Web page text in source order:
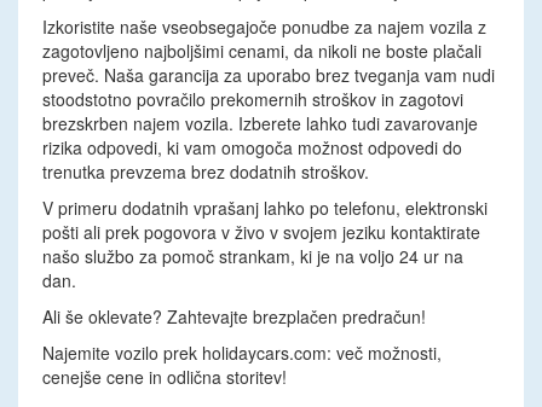
Izkoristite naše vseobsegajoče ponudbe za najem vozila z
zagotovljeno najboljšimi cenami, da nikoli ne boste plačali
preveč. Naša garancija za uporabo brez tveganja vam nudi
stoodstotno povračilo prekomernih stroškov in zagotovi
brezskrben najem vozila. Izberete lahko tudi zavarovanje
rizika odpovedi, ki vam omogoča možnost odpovedi do
trenutka prevzema brez dodatnih stroškov.
V primeru dodatnih vprašanj lahko po telefonu, elektronski
pošti ali prek pogovora v živo v svojem jeziku kontaktirate
našo službo za pomoč strankam, ki je na voljo 24 ur na
dan.
Ali še oklevate? Zahtevajte brezplačen predračun!
Najemite vozilo prek holidaycars.com: več možnosti,
cenejše cene in odlična storitev!